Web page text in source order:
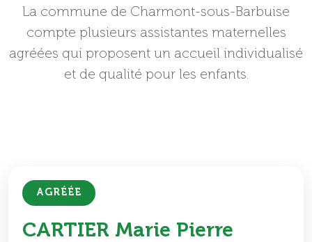
La commune de Charmont-sous-Barbuise
compte plusieurs assistantes maternelles
agréées qui proposent un accueil individualisé
et de qualité pour les enfants.
AGRÉÉE
CARTIER Marie Pierre